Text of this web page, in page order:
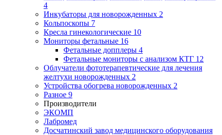
4
Инкубаторы для новорожденных 2
Кольпоскопы 7
Кресла гинекологические 10
Мониторы фетальные 16
Фетальные допплеры 4
Фетальные мониторы с анализом КТГ 12
Облучатели фототерапевтические для лечения
желтухи новорожденных 2
Устройства обогрева новорожденных 2
Разное 9
Производители
ЭКОМП
Лабромед
Досчатинский завод медицинского оборудования